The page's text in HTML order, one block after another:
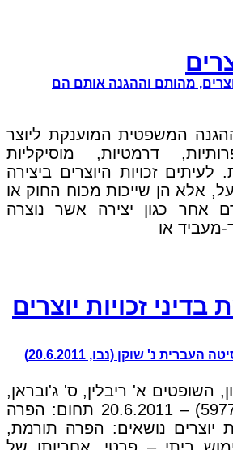
מהותם וההגנה אותם הם
המשפטית המוענקת ליוצר
דרמטיות, מוסיקליות
לעיתים זכויות היוצרים ביצירה
אלא הן שייכות מכוח החוק או
אחר כגון יצירה אשר נוצרה
מעביד או
זכויות יוצרים
השופטים א' ריבלין, ס' ג'ובראן,
י' דנציגר (עא 5977/07) – 20.6.2011 תחום: הפרה
יוצרים נושאים: הפרה תורמת,